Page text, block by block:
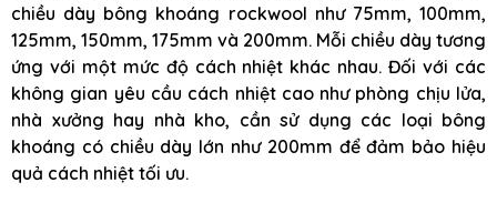
chiều dày bông khoáng rockwool như 75mm, 100mm,
125mm, 150mm, 175mm và 200mm. Mỗi chiều dày tương
ứng với một mức độ cách nhiệt khác nhau. Đối với các
không gian yêu cầu cách nhiệt cao như phòng chịu lửa,
nhà xưởng hay nhà kho, cần sử dụng các loại bông
khoáng có chiều dày lớn như 200mm để đảm bảo hiệu
quả cách nhiệt tối ưu.